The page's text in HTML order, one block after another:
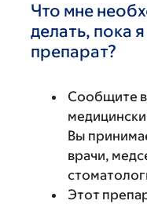
Что мне
делать, пока
препарат?
Сообщите
Вы
врачи,
Этот